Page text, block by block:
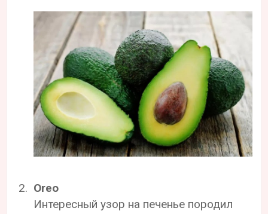
Oreo
Интересный узор на печенье породил